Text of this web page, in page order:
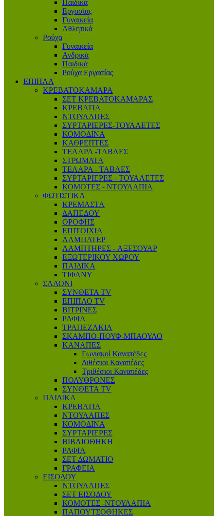
Παιδικά
Εργασίας
Γυναικεία
Αθλητικά
Ρούχα
Γυναικεία
Ανδρικά
Παιδικά
Ρούχα Εργασίας
ΕΠΙΠΛΑ
ΚΡΕΒΑΤΟΚΑΜΑΡΑ
ΣΕΤ ΚΡΕΒΑΤΟΚΑΜΑΡΑΣ
ΚΡΕΒΑΤΙΑ
ΝΤΟΥΛΑΠΕΣ
ΣΥΡΤΑΡΙΕΡΕΣ-ΤΟΥΑΛΕΤΕΣ
ΚΟΜΟΔΙΝΑ
ΚΑΘΡΕΠΤΕΣ
ΤΕΛΑΡΑ -ΤΑΒΛΕΣ
ΣΤΡΩΜΑΤΑ
ΤΕΛΑΡΑ - ΤΑΒΛΕΣ
ΣΥΡΤΑΡΙΕΡΕΣ - ΤΟΥΑΛΕΤΕΣ
ΚΟΜΟΤΕΣ - ΝΤΟΥΛΑΠΙΑ
ΦΩΤΙΣΤΙΚΑ
ΚΡΕΜΑΣΤΑ
ΔΑΠΕΔΟΥ
ΟΡΟΦΗΣ
ΕΠΙΤΟΙΧΙΑ
ΛΑΜΠΑΤΕΡ
ΛΑΜΠΤΗΡΕΣ - AΞΕΣΟΥΑΡ
ΕΞΩΤΕΡΙΚΟΥ ΧΩΡΟΥ
ΠΑΙΔΙΚΑ
ΤΙΦΑΝΥ
ΣΑΛΟΝΙ
ΣΥΝΘΕΤΑ TV
ΕΠΙΠΛΟ ΤV
ΒΙΤΡΙΝΕΣ
ΡΑΦΙΑ
ΤΡΑΠΕΖΑΚΙΑ
ΣΚΑΜΠΟ-ΠΟΥΦ-ΜΠΑΟΥΛΟ
ΚΑΝΑΠΕΣ
Γωνιακοί Καναπέδες
Διθέσιοι Καναπέδες
Τριθέσιοι Καναπέδες
ΠΟΛΥΘΡΟΝΕΣ
ΣΥΝΘΕΤΑ TV
ΠΑΙΔΙΚΑ
ΚΡΕΒΑΤΙΑ
ΝΤΟΥΛΑΠΕΣ
ΚΟΜΟΔΙΝΑ
ΣΥΡΤΑΡΙΕΡΕΣ
ΒΙΒΛΙΟΘΗΚΗ
ΡΑΦΙΑ
ΣΕΤ ΔΩΜΑΤΙΟ
ΓΡΑΦΕΙΑ
ΕΙΣΟΔΟΥ
ΝΤΟΥΛΑΠΕΣ
ΣΕΤ ΕΙΣΟΔΟΥ
ΚΟΜΟΤΕΣ -ΝΤΟΥΛΑΠΙΑ
ΠΑΠΟΥΤΣΟΘΗΚΕΣ